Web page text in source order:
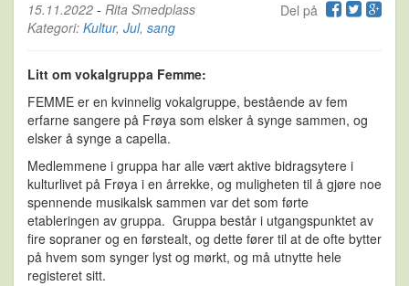
Del på
15.11.2022 - Rita Smedplass
Kategori: Kultur, Jul, sang
Litt om vokalgruppa Femme:
FEMME er en kvinnelig vokalgruppe, bestående av fem
erfarne sangere på Frøya som elsker å synge sammen, og
elsker å synge a capella.
Medlemmene i gruppa har alle vært aktive bidragsytere i
kulturlivet på Frøya i en årrekke, og muligheten til å gjøre noe
spennende musikalsk sammen var det som førte
etableringen av gruppa. Gruppa består i utgangspunktet av
fire sopraner og en førstealt, og dette fører til at de ofte bytter
på hvem som synger lyst og mørkt, og må utnytte hele
registeret sitt.